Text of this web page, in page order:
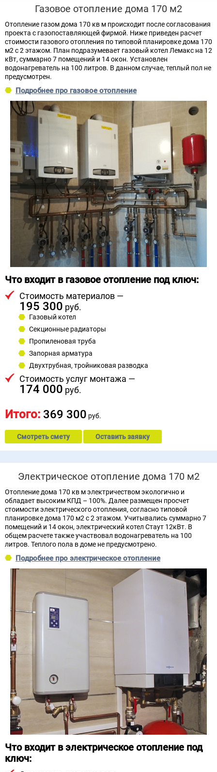
Газовое отопление дома 170 м2
Отопление газом дома 170 кв м происходит после согласования
проекта с газопоставляющей фирмой. Ниже приведен расчет
стоимости газового отопления по типовой планировке дома 170
м2 с 2 этажом. План подразумевает газовый котел Лемакс на 12
кВт, суммарно 7 помещений и 14 окон. Установлен
водонагреватель на 100 литров. В данном случае, теплый пол не
предусмотрен.
Подробнее про газовое отопление
Что входит в газовое отопление под ключ:
Стоимость материалов —
195 300 руб.
Газовый котел
Секционные радиаторы
Пропиленовая труба
Запорная арматура
Двухтрубная, тройниковая разводка
Стоимость услуг монтажа —
174 000 руб.
Итого: 369 300 руб.
Смотреть смету Оставить заявку
Электрическое отопление дома 170 м2
Отопление дома 170 кв м электричеством экологично и
обладает высоким КПД – 100%. Далее размещен просчет
стоимости электрического отопления, согласно типовой
планировке дома 170 м2 с 2 этажом. Учитывались суммарно 7
помещений и 14 окон, электрический котел Стаут 12кВт. В
общем расчете также участвовал водонагреватель на 100
литров. Теплого пола в доме не предусмотрено.
Подробнее про электрическое отопление
Что входит в электрическое отопление под
ключ: